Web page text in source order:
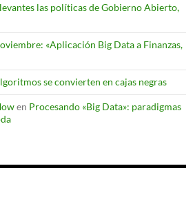
las políticas de Gobierno Abierto,
«Aplicación Big Data a Finanzas,
se convierten en cajas negras
en Procesando «Big Data»: paradigmas